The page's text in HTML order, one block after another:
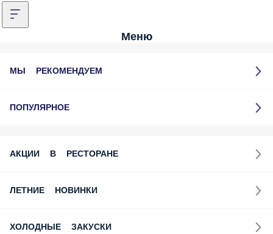
Меню
МЫ РЕКОМЕНДУЕМ
ПОПУЛЯРНОЕ
АКЦИИ В РЕСТОРАНЕ
ЛЕТНИЕ НОВИНКИ
ХОЛОДНЫЕ ЗАКУСКИ